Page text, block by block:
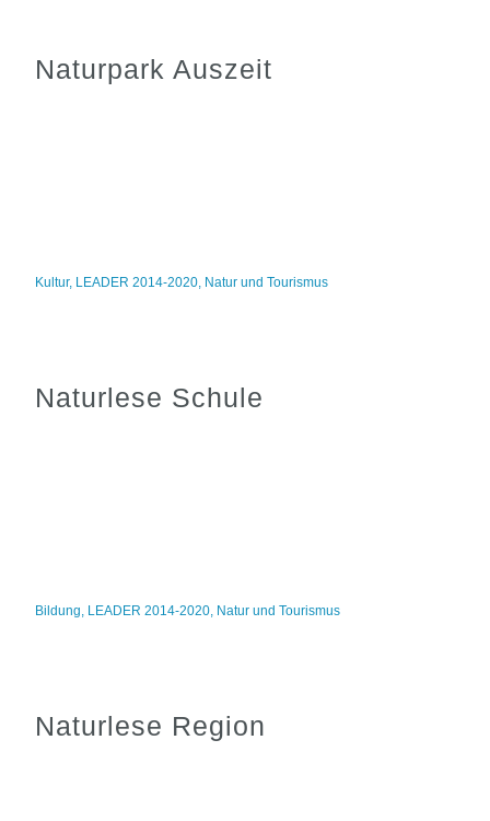
Naturpark Auszeit
Kultur, LEADER 2014-2020, Natur und Tourismus
Naturlese Schule
Bildung, LEADER 2014-2020, Natur und Tourismus
Naturlese Region